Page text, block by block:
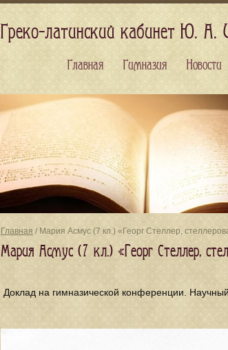
Главная / Мария Асмус (7 кл.) «Георг Стеллер,
Мария Асмус (7 кл.) «Георг Стеллер,
Доклад на гимназической конференции.
Греко-латинский кабинет Ю.
Главная Гимназия Новости